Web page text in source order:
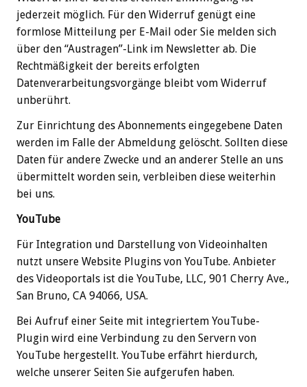
jederzeit möglich. Für den Widerruf genügt eine
formlose Mitteilung per E-Mail oder Sie melden sich
über den “Austragen”-Link im Newsletter ab. Die
Rechtmäßigkeit der bereits erfolgten
Datenverarbeitungsvorgänge bleibt vom Widerruf
unberührt.
Zur Einrichtung des Abonnements eingegebene Daten
werden im Falle der Abmeldung gelöscht. Sollten diese
Daten für andere Zwecke und an anderer Stelle an uns
übermittelt worden sein, verbleiben diese weiterhin
bei uns.
YouTube
Für Integration und Darstellung von Videoinhalten
nutzt unsere Website Plugins von YouTube. Anbieter
des Videoportals ist die YouTube, LLC, 901 Cherry Ave.,
San Bruno, CA 94066, USA.
Bei Aufruf einer Seite mit integriertem YouTube-
Plugin wird eine Verbindung zu den Servern von
YouTube hergestellt. YouTube erfährt hierdurch,
welche unserer Seiten Sie aufgerufen haben.